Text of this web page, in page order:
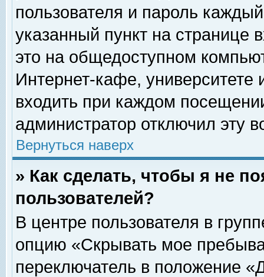
пользователя и пароль
указанный пункт на
это на общедоступном
Интернет-кафе, университете
входить при каждом
администратор отключил эту
Вернуться наверх
» Как сделать, чтобы я не
пользователей?
В центре пользователя в
опцию «Скрывать мое
переключатель в положение